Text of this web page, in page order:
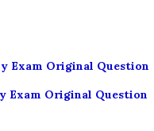
Exam Original Question
Exam Original Question